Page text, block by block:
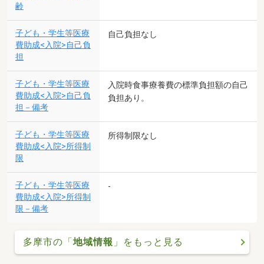
齢
子ども・学生等医療
費助成<入院>自己負
担
自己負担なし
子ども・学生等医療
費助成<入院>自己負
担－備考
入院時食事療養費の標準負担額の自己
負担あり。
子ども・学生等医療
費助成<入院>所得制
限
所得制限なし
子ども・学生等医療
費助成<入院>所得制
限－備考
-
多摩市の「 地域情報 」をもっと見る